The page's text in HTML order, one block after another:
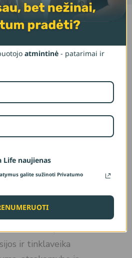
versliems
sričių specialistų
žinias iškart
ir vystyti savo veiklą
ir tinklaveika
atmintinė - patarimai ir
naujienas
galite sužinoti Privatumo